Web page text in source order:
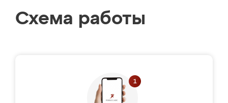
Схема работы